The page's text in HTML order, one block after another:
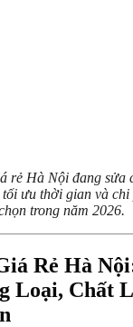
rẻ Hà Nội đang sửa
tối ưu thời gian và
trong năm 2026.
Rẻ Hà
Loại, Chất